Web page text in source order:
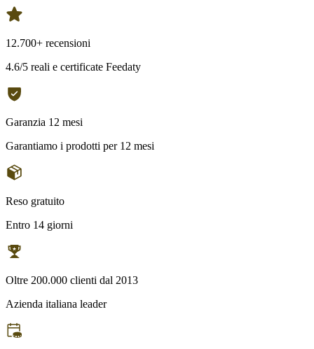
12.700+ recensioni
4.6/5 reali e certificate Feedaty
Garanzia 12 mesi
Garantiamo i prodotti per 12 mesi
Reso gratuito
Entro 14 giorni
Oltre 200.000 clienti dal 2013
Azienda italiana leader